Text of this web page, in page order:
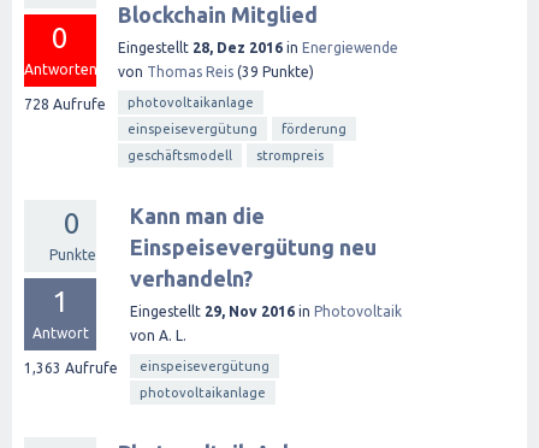
0
Antworten
728 Aufrufe
Blockchain Mitglied
Eingestellt 28, Dez 2016 in Energiewende
von Thomas Reis (39 Punkte)
photovoltaikanlage
einspeisevergütung
förderung
geschäftsmodell
strompreis
0
Punkte
1
Antwort
1,363 Aufrufe
Kann man die
Einspeisevergütung neu
verhandeln?
Eingestellt 29, Nov 2016 in Photovoltaik
von A. L.
einspeisevergütung
photovoltaikanlage